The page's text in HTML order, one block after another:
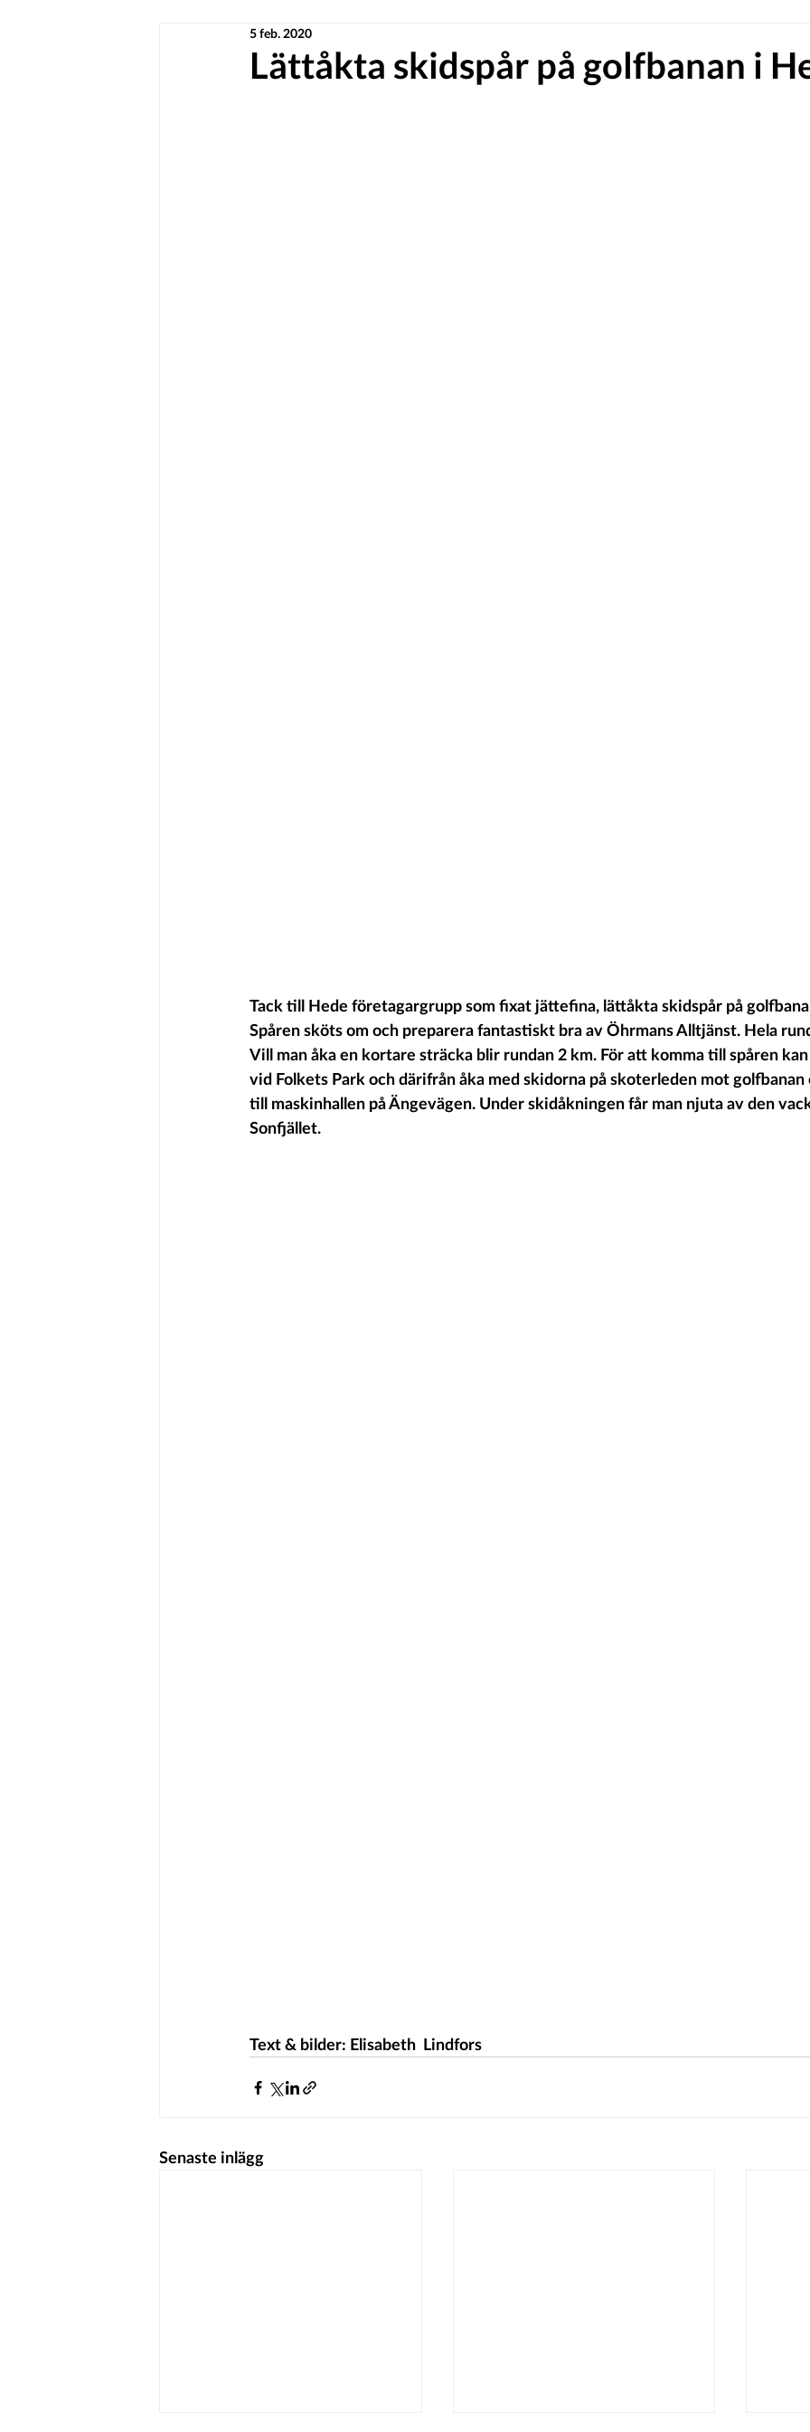
Lättåkta skidspår på golfbanan i
5 feb. 2020
Tack till Hede företagargrupp som fixat jättefina, lättåkta skidspår på
Spåren sköts om och preparera fantastiskt bra av Öhrmans Alltjänst. Hela
Vill man åka en kortare sträcka blir rundan 2 km. För att komma till spåren
vid Folkets Park och därifrån åka med skidorna på skoterleden mot
till maskinhallen på Ängevägen. Under skidåkningen får man njuta av den
Sonfjället.
Text & bilder: Elisabeth  Lindfors
Senaste inlägg